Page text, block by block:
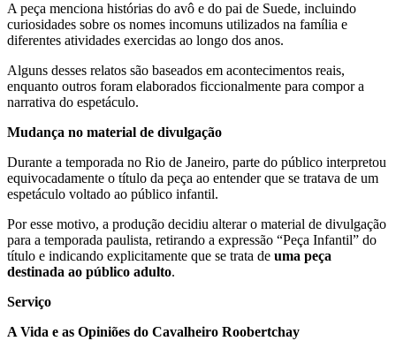
A peça menciona histórias do avô e do pai de Suede, incluindo
curiosidades sobre os nomes incomuns utilizados na família e
diferentes atividades exercidas ao longo dos anos.
Alguns desses relatos são baseados em acontecimentos reais,
enquanto outros foram elaborados ficcionalmente para compor a
narrativa do espetáculo.
Mudança no material de divulgação
Durante a temporada no Rio de Janeiro, parte do público interpretou
equivocadamente o título da peça ao entender que se tratava de um
espetáculo voltado ao público infantil.
Por esse motivo, a produção decidiu alterar o material de divulgação
para a temporada paulista, retirando a expressão “Peça Infantil” do
título e indicando explicitamente que se trata de uma peça
destinada ao público adulto.
Serviço
A Vida e as Opiniões do Cavalheiro Roobertchay